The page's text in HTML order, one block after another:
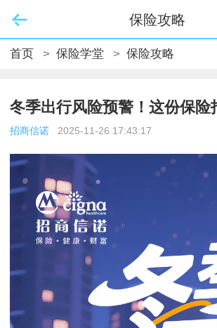
保险攻略
首页 > 保险学堂 > 保险攻略
冬季出行风险预警！这份保险
招商信诺 2025-11-26 17:43:17